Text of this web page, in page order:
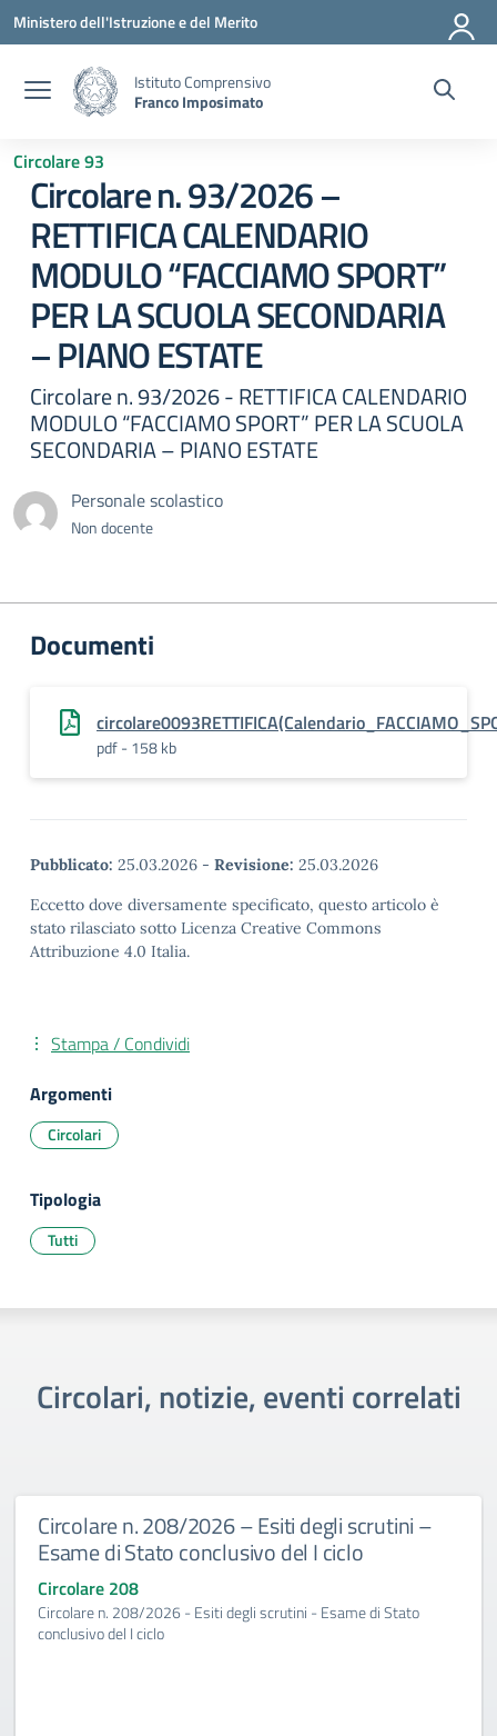
Vai ai contenuti
Vai al menu di navigazione
Vai al footer
Ministero dell'Istruzione e del Merito
Istituto Comprensivo
Franco Imposimato
Circolare 93
Circolare n. 93/2026 –
RETTIFICA CALENDARIO
MODULO “FACCIAMO SPORT”
PER LA SCUOLA SECONDARIA
– PIANO ESTATE
Circolare n. 93/2026 - RETTIFICA CALENDARIO
MODULO “FACCIAMO SPORT” PER LA SCUOLA
SECONDARIA – PIANO ESTATE
Personale scolastico
Non docente
Documenti
pdf - 158 kb
Pubblicato: 25.03.2026 - Revisione: 25.03.2026
Eccetto dove diversamente specificato, questo articolo è
stato rilasciato sotto Licenza Creative Commons
Attribuzione 4.0 Italia.
Stampa / Condividi
Argomenti
Circolari
Tipologia
Tutti
Circolari, notizie, eventi correlati
Circolare n. 208/2026 – Esiti degli scrutini –
Esame di Stato conclusivo del I ciclo
Circolare 208
Circolare n. 208/2026 - Esiti degli scrutini - Esame di Stato
conclusivo del I ciclo